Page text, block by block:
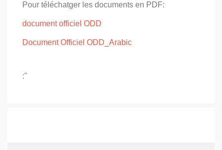
Pour téléchatger les documents en PDF:
document officiel ODD
Document Officiel ODD_Arabic
:"